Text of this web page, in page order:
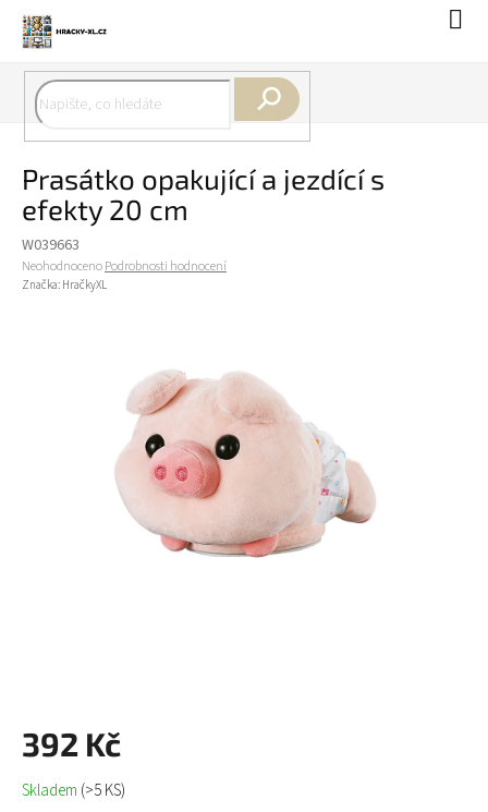
obsah
Prasátko opakující a jezdící s
efekty 20 cm
W039663
Průměrné
hodnocení
NeohodnocenoPodrobnosti hodnocení
Značka: HračkyXL
392 Kč
Měrná
cena:
Skladem (>5 KS)